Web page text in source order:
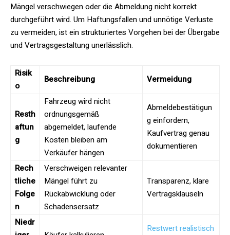
Mängel verschwiegen oder die Abmeldung nicht korrekt
durchgeführt wird. Um Haftungsfallen und unnötige Verluste
zu vermeiden, ist ein strukturiertes Vorgehen bei der Übergabe
und Vertragsgestaltung unerlässlich.
Risik
o
Beschreibung Vermeidung
Resth
aftun
g
Fahrzeug wird nicht
ordnungsgemäß
abgemeldet, laufende
Kosten bleiben am
Verkäufer hängen
Abmeldebestätigun
g einfordern,
Kaufvertrag genau
dokumentieren
Rech
tliche
Folge
n
Verschweigen relevanter
Mängel führt zu
Rückabwicklung oder
Schadensersatz
Transparenz, klare
Vertragsklauseln
Niedr
Restwert realistisch